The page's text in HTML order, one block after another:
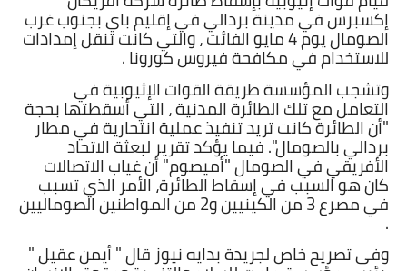
شمال سيناء
أخبار الرياضة
أخبار الفن
صحة
البوابة التعليمية
إكسبرس في مدينة بردالي في إقليم باي بجنوب غرب
الصومال يوم 4 مايو الفائت ، والتي كانت تنقل إمدادات
للاستخدام في مكافحة فيروس كورونا .
وتشجب المؤسسة طريقة القوات الإثيوبية في
التعامل مع تلك الطائرة المدنية ، التي أسقطتها بحجة
"أن الطائرة كانت تريد تنفيذ عملية انتحارية في مطار
بردالي بالصومال". فيما يؤكد تقرير لبعثة الاتحاد
الأفريقي في الصومال "أميصوم" أن غياب الاتصالات
كان هو السبب في إسقاط الطائرة، الأمر الذي تسبب
في مصرع 3 من الكينيين و2 من المواطنين الصوماليين
.
وفى تصريح خاص لجريدة بدايه نيوز قال " أيمن عقيل "